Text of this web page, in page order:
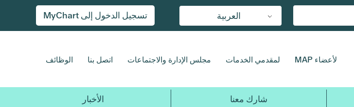
العربية تسجيل الدخول إلى MyChart
لأعضاء MAP لمقدمي الخدمات مجلس الإدارة والاجتماعات اتصل بنا الوظائف
شارك معنا الأخبار